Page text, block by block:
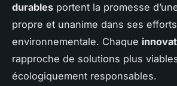
durables portent la promesse
propre et unanime dans ses
environnementale. Chaque
rapproche de solutions plus
écologiquement responsables.